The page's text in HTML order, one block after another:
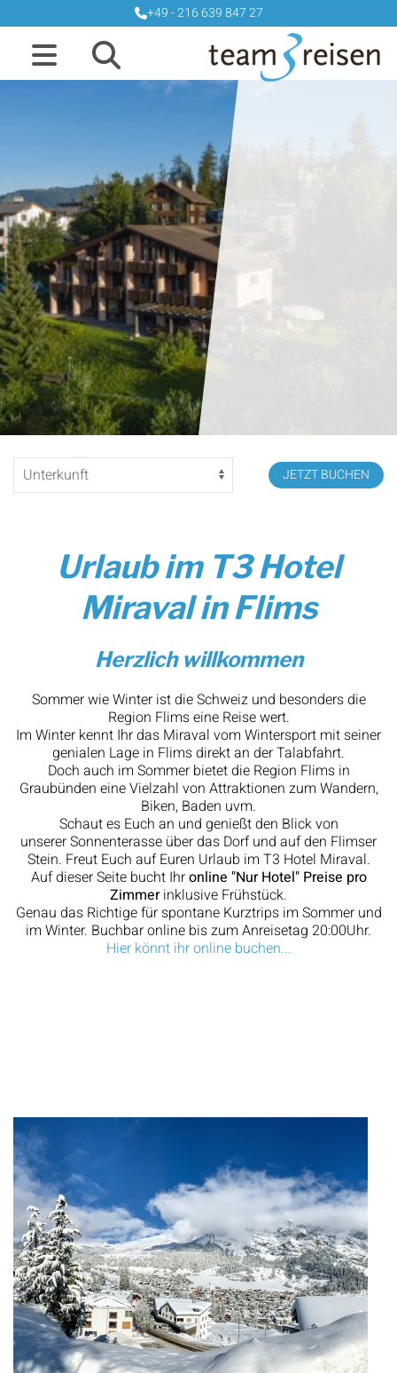
+49 - 216 639 847 27
JETZT BUCHEN
Urlaub im T3 Hotel
Miraval in Flims
Herzlich willkommen
Sommer wie Winter ist die Schweiz und besonders die
Region Flims eine Reise wert.
Im Winter kennt Ihr das Miraval vom Wintersport mit seiner
genialen Lage in Flims direkt an der Talabfahrt.
Doch auch im Sommer bietet die Region Flims in
Graubünden eine Vielzahl von Attraktionen zum Wandern,
Biken, Baden uvm.
Schaut es Euch an und genießt den Blick von
unserer Sonnenterasse über das Dorf und auf den Flimser
Stein. Freut Euch auf Euren Urlaub im T3 Hotel Miraval.
Auf dieser Seite bucht Ihronline "Nur Hotel" Preise pro
Zimmerinklusive Frühstück.
Genau das Richtige für spontane Kurztrips im Sommer und
im Winter. Buchbar online bis zum Anreisetag 20:00Uhr.
Hier könnt ihr online buchen...